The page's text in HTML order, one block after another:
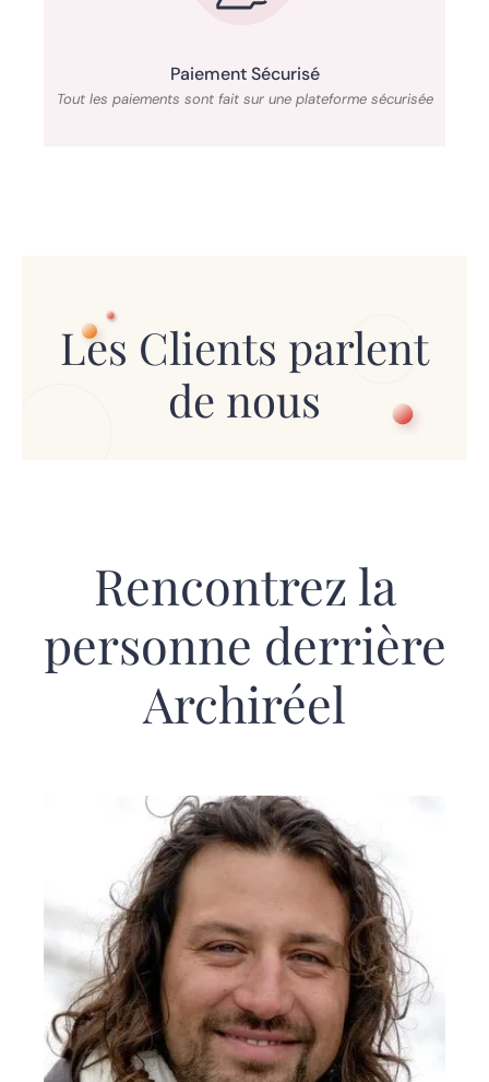
Paiement Sécurisé
Tout les paiements sont fait sur une plateforme sécurisée
Les Clients parlent
de nous
Rencontrez la
personne derrière
Archiréel